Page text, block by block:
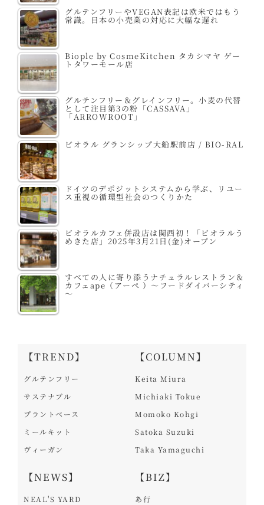
グルテンフリーやVEGAN表記は欧米ではもう
常識。日本の小売業の対応に大幅な遅れ
Biople by CosmeKitchen タカシマヤ ゲー
トタワーモール店
グルテンフリー＆グレインフリー。小麦の代替
として注目第3の粉「CASSAVA」
「ARROWROOT」
ビオラル グランシップ大船駅前店 / BIO-RAL
ドイツのデポジットシステムから学ぶ、リユー
ス重視の循環型社会のつくりかた
ビオラルカフェ併設店は関西初！「ビオラルう
めきた店」2025年3月21日(金)オープン
すべての人に寄り添うナチュラルレストラン＆
カフェape（アーペ ）～フードダイバーシティ
～
【TREND】
グルテンフリー
サステナブル
プラントベース
ミールキット
ヴィーガン
【NEWS】
NEAL'S YARD
【COLUMN】
Keita Miura
Michiaki Tokue
Momoko Kohgi
Satoka Suzuki
Taka Yamaguchi
【BIZ】
あ行